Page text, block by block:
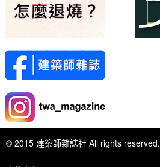
© 2015 建築師雜誌社 All rights reserved.